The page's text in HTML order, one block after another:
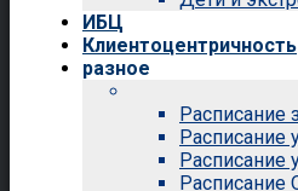
ИБЦ
Клиентоцентричность
разное
Расписание
Расписание
Расписание
Расписание